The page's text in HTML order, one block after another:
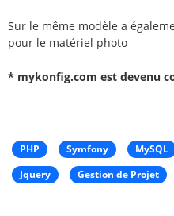
Sur le même modèle a
pour le matériel photo
* mykonfig.com est devenu
PHP Symfony MySQL
Jquery
Gestion de Projet